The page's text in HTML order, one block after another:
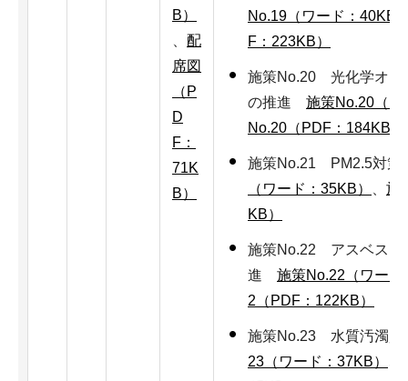
B）
配
席図
（P
D
F：
71K
B）
No.19（ワード：40KB
F：223KB）
施策No.20 光化学オキ
の推進 施策No.20（
No.20（PDF：184KB）
施策No.21 PM2.5対
（ワード：35KB）
施
KB）
施策No.22 アスベスト
進 施策No.22（ワード
2（PDF：122KB）
施策No.23 水質汚濁
23（ワード：37KB）